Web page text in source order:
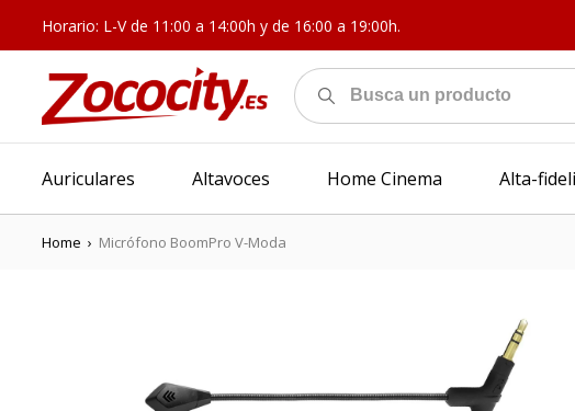
Horario: L-V de 11:00 a 14:00h y de 16:00 a 19:00h.
Auriculares Altavoces Home Cinema Alta-
Home › Micrófono BoomPro V-Moda